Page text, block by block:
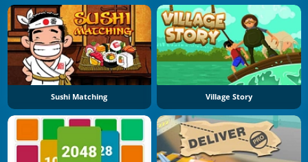
Sushi Matching Village Story